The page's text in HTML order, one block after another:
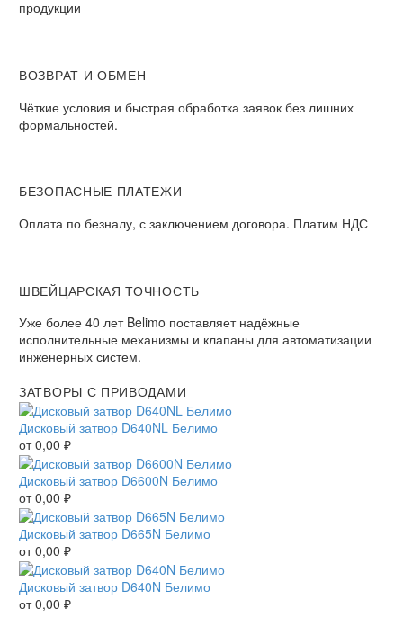
продукции
ВОЗВРАТ И ОБМЕН​
Чёткие условия и быстрая обработка заявок без лишних
формальностей.​
БЕЗОПАСНЫЕ ПЛАТЕЖИ​
Оплата по безналу, с заключением договора. Платим НДС​
ШВЕЙЦАРСКАЯ ТОЧНОСТЬ
Уже более 40 лет Belimo поставляет надёжные
исполнительные механизмы и клапаны для автоматизации
инженерных систем.
ЗАТВОРЫ С ПРИВОДАМИ
Дисковый затвор D640NL Белимо
от0,00 ₽
Дисковый затвор D6600N Белимо
от0,00 ₽
Дисковый затвор D665N Белимо
от0,00 ₽
Дисковый затвор D640N Белимо
от0,00 ₽